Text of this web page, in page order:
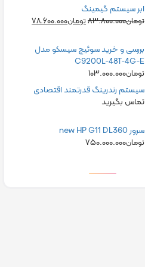
ابر سیستم گیمینگ
تومان۸۳.۸۰۰.۰۰۰تومان۷۸.۶۰۰.۰۰۰
بررسی و خرید سوئیچ سیسکو مدل
C9200L-48T-4G-E
تومان۱۰۳.۰۰۰.۰۰۰
سیستم رندرینگ قدرتمند اقتصادی
تماس بگیرید
سرور new HP G11 DL360
تومان۷۵۰.۰۰۰.۰۰۰